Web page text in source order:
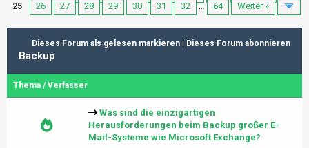
25
26 27 28 29 30 31 32 … 64 Weiter »
Dieses Forum als gelesen markieren Dieses Forum abonnieren
Backup
Thema /Verfasser
Was sind die einzigartigen
Herausforderungen beim Backup großer E-
Mail-Systeme wie Microsoft Exchange?